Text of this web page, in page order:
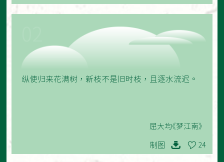
纵使归来花满树，新枝不是旧时枝，且逐水流迟。
屈大均《梦江南》
制图 24